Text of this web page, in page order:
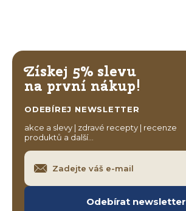
Získej 5% slevu
na první nákup!
ODEBÍREJ NEWSLETTER
akce a slevy | zdravé recepty | recenze
produktů a další…
Odebírat newsletter